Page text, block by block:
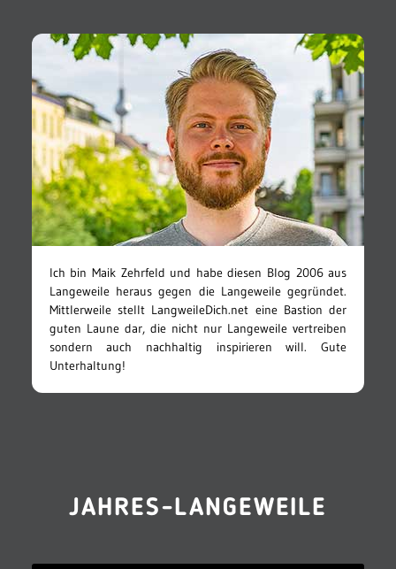
Ich bin Maik Zehrfeld und habe diesen Blog 2006 aus
Langeweile heraus gegen die Langeweile gegründet.
Mittlerweile stellt LangweileDich.net eine Bastion der
guten Laune dar, die nicht nur Langeweile vertreiben
sondern auch nachhaltig inspirieren will. Gute
Unterhaltung!
JAHRES-LANGEWEILE